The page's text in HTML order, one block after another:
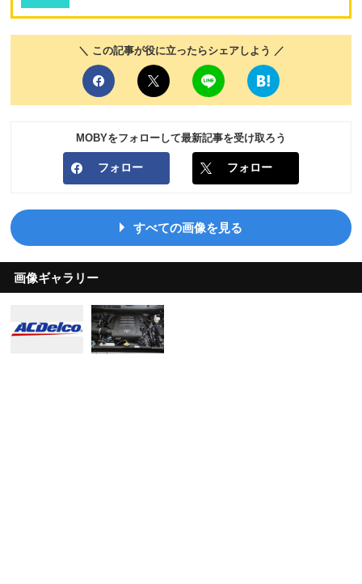
＼ この記事が役に立ったらシェアしよう ／
MOBYをフォローして最新記事を受け取ろう
フォロー フォロー
すべての画像を見る
画像ギャラリー